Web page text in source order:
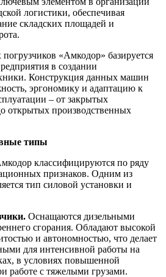
логистики, обеспечивая
складских площадей и
«Амкодор» базируется
в создании
Конструкция данных машин
эргономику и адаптацию к
– от закрытых
открытых производственных
типы
классифицируются по ряду
признаков. Одним из
тип силовой установки и
Оснащаются дизельными
сгорания. Обладают высокой
и автономностью, что делает
для интенсивной работы на
в условиях повышенной
работе с тяжелыми грузами.